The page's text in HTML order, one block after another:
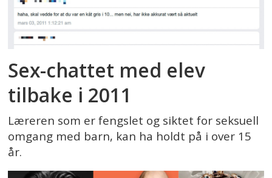
Sex-chattet med elev
tilbake i 2011
Læreren som er fengslet og siktet for seksuell
omgang med barn, kan ha holdt på i over 15
år.